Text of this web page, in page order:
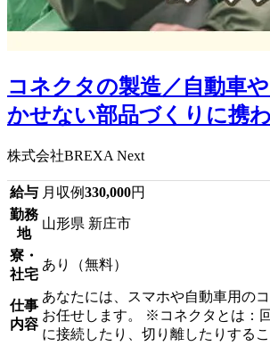
コネクタの製造／自動車
かせない部品づくりに携
株式会社BREXA Next
給与 月収例330,000円
勤務
地
山形県 新庄市
寮・
社宅
あり（無料）
仕事
内容
あなたには、スマホや自動車用の
お任せします。 ※コネクタとは：
に接続したり、切り離したりする